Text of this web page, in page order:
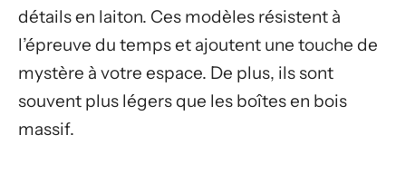
détails en laiton. Ces modèles résistent à
l’épreuve du temps et ajoutent une touche de
mystère à votre espace. De plus, ils sont
souvent plus légers que les boîtes en bois
massif.